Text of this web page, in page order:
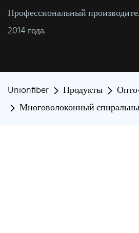
Профессиональный
2014 года.
Unionfiber Продукты
Многоволоконный